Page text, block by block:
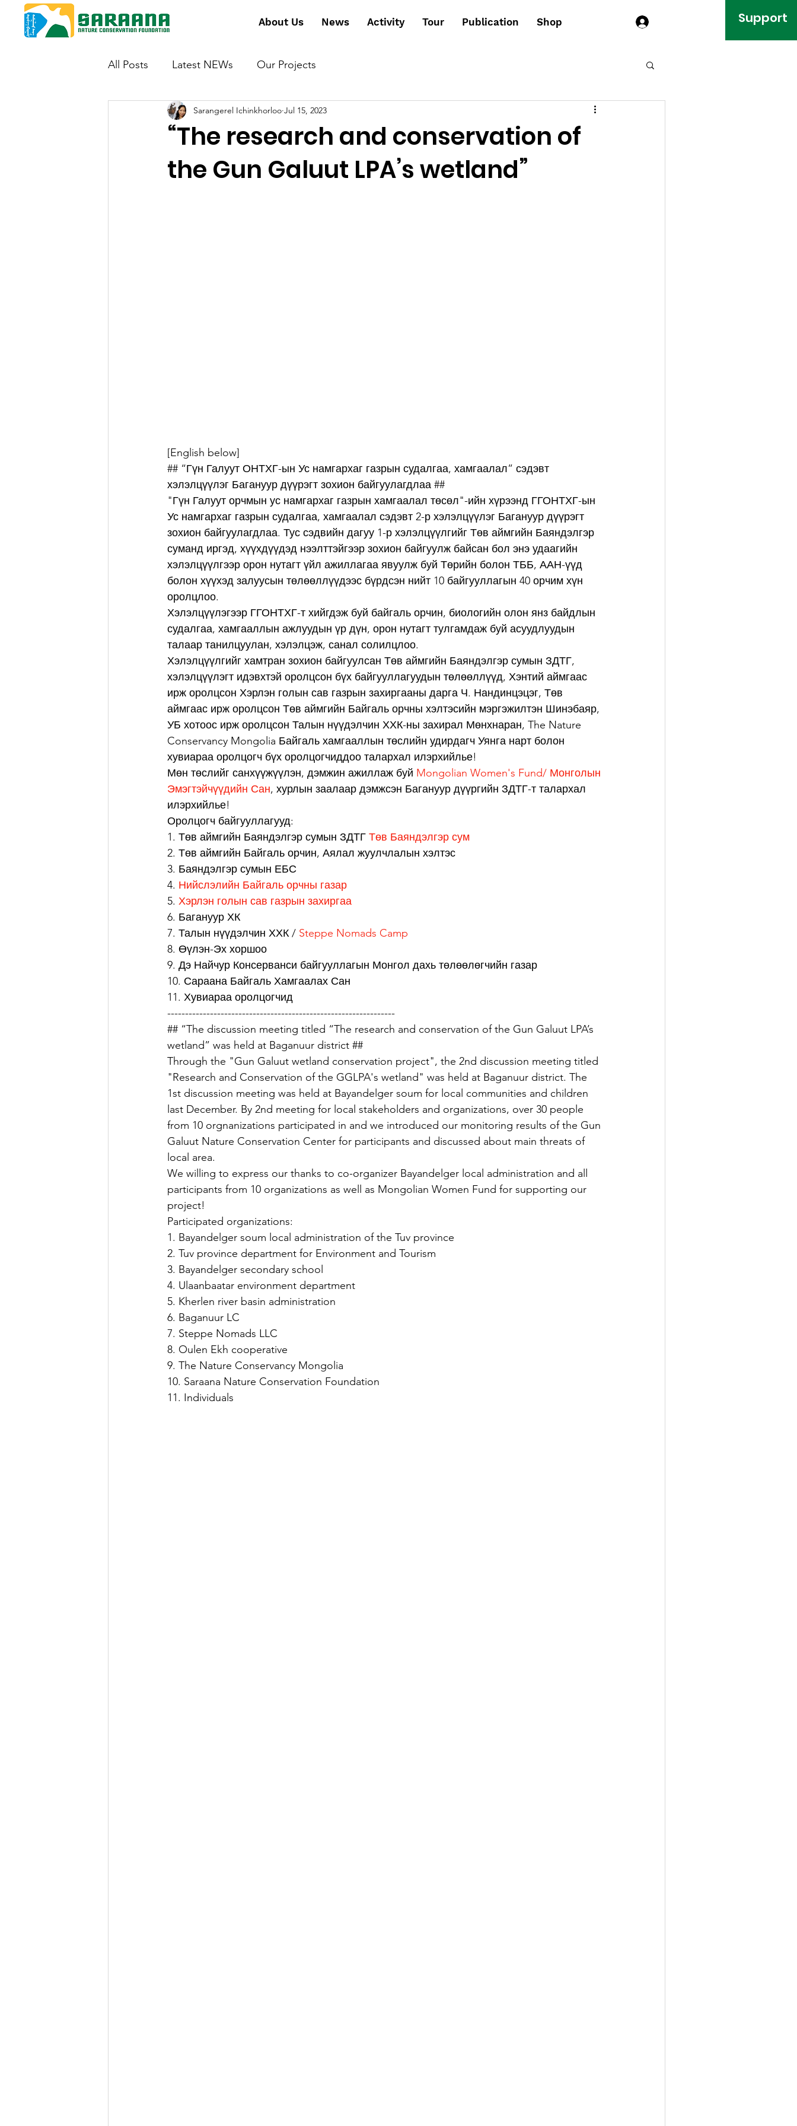
About Us News Activity Tour Publication Shop Support
All Posts Latest NEWs Our Projects
“The research and conservation of
the Gun Galuut LPA’s wetland”
Sarangerel Ichinkhorloo Jul 15, 2023
[English below]
## “Гүн Галуут ОНТХГ-ын Ус намгархаг газрын судалгаа, хамгаалал” сэдэвт
хэлэлцүүлэг Багануур дүүрэгт зохион байгуулагдлаа ##
"Гүн Галуут орчмын ус намгархаг газрын хамгаалал төсөл"-ийн хүрээнд ГГОНТХГ-ын
Ус намгархаг газрын судалгаа, хамгаалал сэдэвт 2-р хэлэлцүүлэг Багануур дүүрэгт
зохион байгуулагдлаа. Тус сэдвийн дагуу 1-р хэлэлцүүлгийг Төв аймгийн Баяндэлгэр
суманд иргэд, хүүхдүүдэд нээлттэйгээр зохион байгуулж байсан бол энэ удаагийн
хэлэлцүүлгээр орон нутагт үйл ажиллагаа явуулж буй Төрийн болон ТББ, ААН-үүд
болон хүүхэд залуусын төлөөллүүдээс бүрдсэн нийт 10 байгууллагын 40 орчим хүн
оролцлоо.
Хэлэлцүүлэгээр ГГОНТХГ-т хийгдэж буй байгаль орчин, биологийн олон янз байдлын
судалгаа, хамгааллын ажлуудын үр дүн, орон нутагт тулгамдаж буй асуудлуудын
талаар танилцуулан, хэлэлцэж, санал солилцлоо.
Хэлэлцүүлгийг хамтран зохион байгуулсан Төв аймгийн Баяндэлгэр сумын ЗДТГ,
хэлэлцүүлэгт идэвхтэй оролцсон бүх байгууллагуудын төлөөллүүд, Хэнтий аймгаас
ирж оролцсон Хэрлэн голын сав газрын захиргааны дарга Ч. Нандинцэцэг, Төв
аймгаас ирж оролцсон Төв аймгийн Байгаль орчны хэлтэсийн мэргэжилтэн Шинэбаяр,
УБ хотоос ирж оролцсон Талын нүүдэлчин ХХК-ны захирал Мөнхнаран, The Nature
Conservancy Mongolia Байгаль хамгааллын төслийн удирдагч Уянга нарт болон
хувиараа оролцогч бүх оролцогчиддоо талархал илэрхийлье!
Мөн төслийг санхүүжүүлэн, дэмжин ажиллаж буй Mongolian Women's Fund/ Монголын
Эмэгтэйчүүдийн Сан, хурлын заалаар дэмжсэн Багануур дүүргийн ЗДТГ-т талархал
илэрхийлье!
Оролцогч байгууллагууд:
1. Төв аймгийн Баяндэлгэр сумын ЗДТГ Төв Баяндэлгэр сум
2. Төв аймгийн Байгаль орчин, Аялал жуулчлалын хэлтэс
3. Баяндэлгэр сумын ЕБС
4. Нийслэлийн Байгаль орчны газар
5. Хэрлэн голын сав газрын захиргаа
6. Багануур ХК
7. Талын нүүдэлчин ХХК / Steppe Nomads Camp
8. Өүлэн-Эх хоршоо
9. Дэ Найчур Консерванси байгууллагын Монгол дахь төлөөлөгчийн газар
10. Сараана Байгаль Хамгаалах Сан
11. Хувиараа оролцогчид
----------------------------------------------------------------
## “The discussion meeting titled “The research and conservation of the Gun Galuut LPA’s
wetland” was held at Baganuur district ##
Through the "Gun Galuut wetland conservation project", the 2nd discussion meeting titled
"Research and Conservation of the GGLPA's wetland" was held at Baganuur district. The
1st discussion meeting was held at Bayandelger soum for local communities and children
last December. By 2nd meeting for local stakeholders and organizations, over 30 people
from 10 orgnanizations participated in and we introduced our monitoring results of the Gun
Galuut Nature Conservation Center for participants and discussed about main threats of
local area.
We willing to express our thanks to co-organizer Bayandelger local administration and all
participants from 10 organizations as well as Mongolian Women Fund for supporting our
project!
Participated organizations:
1. Bayandelger soum local administration of the Tuv province
2. Tuv province department for Environment and Tourism
3. Bayandelger secondary school
4. Ulaanbaatar environment department
5. Kherlen river basin administration
6. Baganuur LC
7. Steppe Nomads LLC
8. Oulen Ekh cooperative
9. The Nature Conservancy Mongolia
10. Saraana Nature Conservation Foundation
11. Individuals